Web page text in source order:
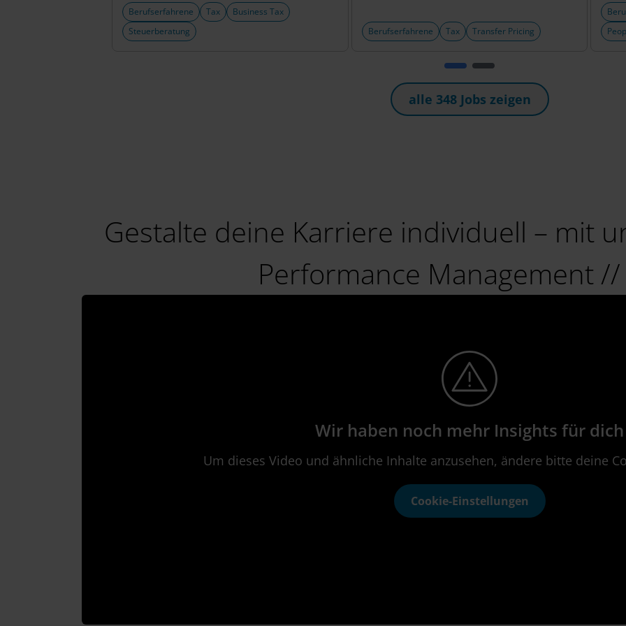
w
a
h
Berufserfahrene Tax
Business Tax
Steuerberatung
Berufserfahrene Tax Transfer Pricing
alle 348 Jobs zeigen
Gestalte deine Karriere individuell – mit
Performance Management //
Wir haben noch mehr Insights für dich
Um dieses Video und ähnliche Inhalte anzusehen, ändere bitte deine
Cookie-Einstellungen